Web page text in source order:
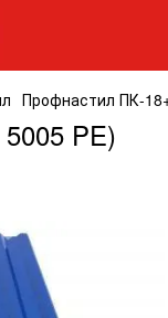
Профнастил ПК-
PE)